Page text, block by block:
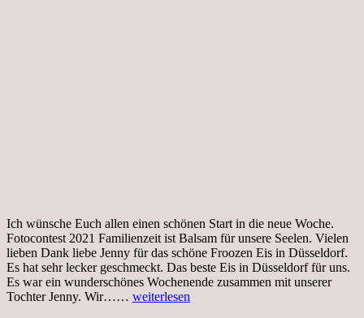
Ich wünsche Euch allen einen schönen Start in die neue Woche.
Fotocontest 2021 Familienzeit ist Balsam für unsere Seelen. Vielen
lieben Dank liebe Jenny für das schöne Froozen Eis in Düsseldorf.
Es hat sehr lecker geschmeckt. Das beste Eis in Düsseldorf für uns.
Es war ein wunderschönes Wochenende zusammen mit unserer
Tochter Jenny. Wir…… Dienstag,
weiterlesen